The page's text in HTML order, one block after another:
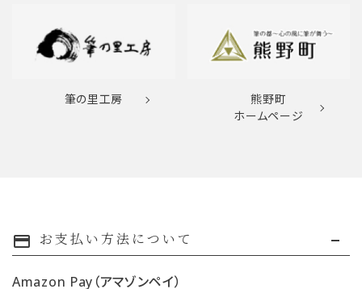
筆の里工房
熊野町
ホームページ
payment お支払い方法について
Amazon Pay（アマゾンペイ）